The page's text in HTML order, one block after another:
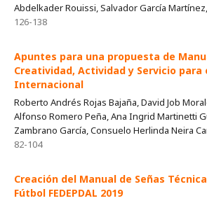
Abdelkader Rouissi, Salvador García
126-138
Apuntes para una propuesta de
Creatividad, Actividad y Servicio
Internacional
Roberto Andrés Rojas Bajaña, David Job
Alfonso Romero Peña, Ana Ingrid Martinetti
Zambrano García, Consuelo Herlinda Neira
82-104
Creación del Manual de Señas
Fútbol FEDEPDAL 2019